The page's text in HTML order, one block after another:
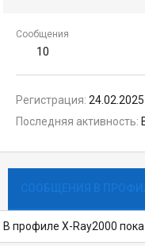
Сообщения
10
Регистрация 24.02.2025
Последняя активность
СООБЩЕНИЯ В
В профиле X-Ray2000